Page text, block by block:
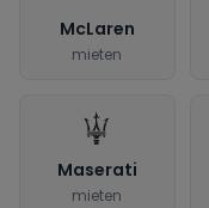
McLaren
mieten
Maserati
mieten